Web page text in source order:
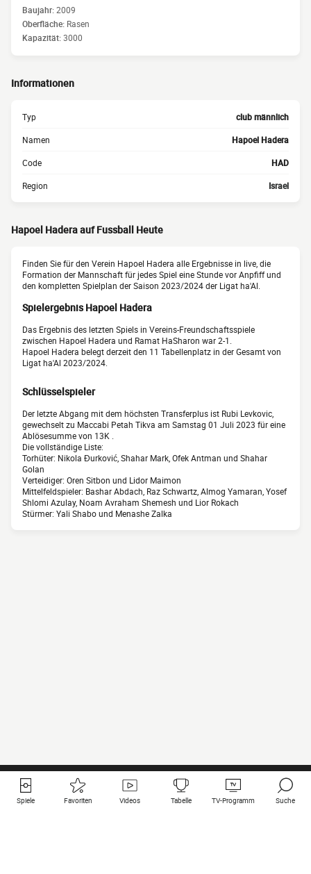
Baujahr:2009
Oberfläche: Rasen
Kapazität:3000
Informationen
Typ club männlich
Namen Hapoel Hadera
Code HAD
Region Israel
Hapoel Hadera auf Fussball Heute
Finden Sie für den Verein Hapoel Hadera alle Ergebnisse in live, die
Formation der Mannschaft für jedes Spiel eine Stunde vor Anpfiff und
den kompletten Spielplan der Saison 2023/2024 der Ligat ha'Al.
Spielergebnis Hapoel Hadera
Das Ergebnis des letzten Spiels in Vereins-Freundschaftsspiele
zwischen Hapoel Hadera und Ramat HaSharon war 2-1.
Hapoel Hadera belegt derzeit den 11 Tabellenplatz in der Gesamt von
Ligat ha'Al 2023/2024.
Schlüsselspieler
Der letzte Abgang mit dem höchsten Transferplus ist Rubi Levkovic,
gewechselt zu Maccabi Petah Tikva am Samstag 01 Juli 2023 für eine
Ablösesumme von 13K .
Die vollständige Liste:
Torhüter: Nikola Đurković, Shahar Mark, Ofek Antman und Shahar
Golan
Verteidiger: Oren Sitbon und Lidor Maimon
Mittelfeldspieler: Bashar Abdach, Raz Schwartz, Almog Yamaran, Yosef
Shlomi Azulay, Noam Avraham Shemesh und Lior Rokach
Stürmer: Yali Shabo und Menashe Zalka
Spiele Favoriten Videos Tabelle TV-Programm Suche